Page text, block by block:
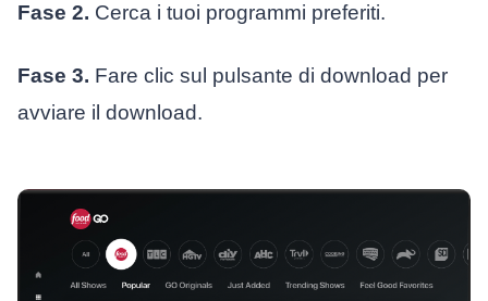
Fase 2. Cerca i tuoi programmi preferiti.
Fase 3. Fare clic sul pulsante di download per
avviare il download.